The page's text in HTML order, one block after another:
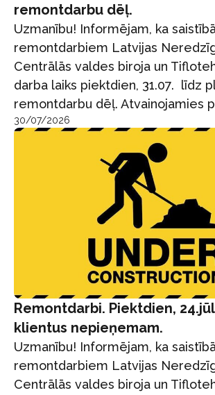
remontdarbu dēļ.
Uzmanību! Informējam, ka
remontdarbiem Latvijas
Centrālās valdes biroja un
darba laiks piektdien, 31.07. līdz
remontdarbu dēļ. Atvainojamies
30/07/2026
Remontdarbi. Piektdien,
klientus nepieņemam.
Uzmanību! Informējam, ka
remontdarbiem Latvijas
Centrālās valdes biroja un